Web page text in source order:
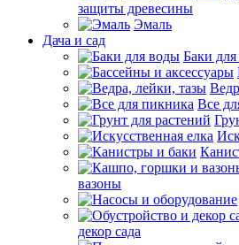
защиты древесины
Эмаль
Дача и сад
Баки
Все
вазоны
декор сада